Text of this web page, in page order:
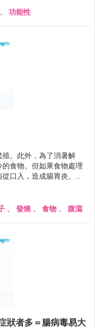
延誤病情，搞得一個頭
、 功能性
。此外，為了消暑解
食物。但如果食物處理
口入，造成腸胃炎。腸
狀可輕可重，就醫之
撇步。
、 發燒、 食物 、 腹瀉
狀者多＝腸病毒易大